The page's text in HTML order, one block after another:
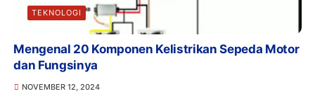
TEKNOLOGI
Mengenal 20 Komponen Kelistrikan Sepeda Motor
dan Fungsinya
NOVEMBER 12, 2024